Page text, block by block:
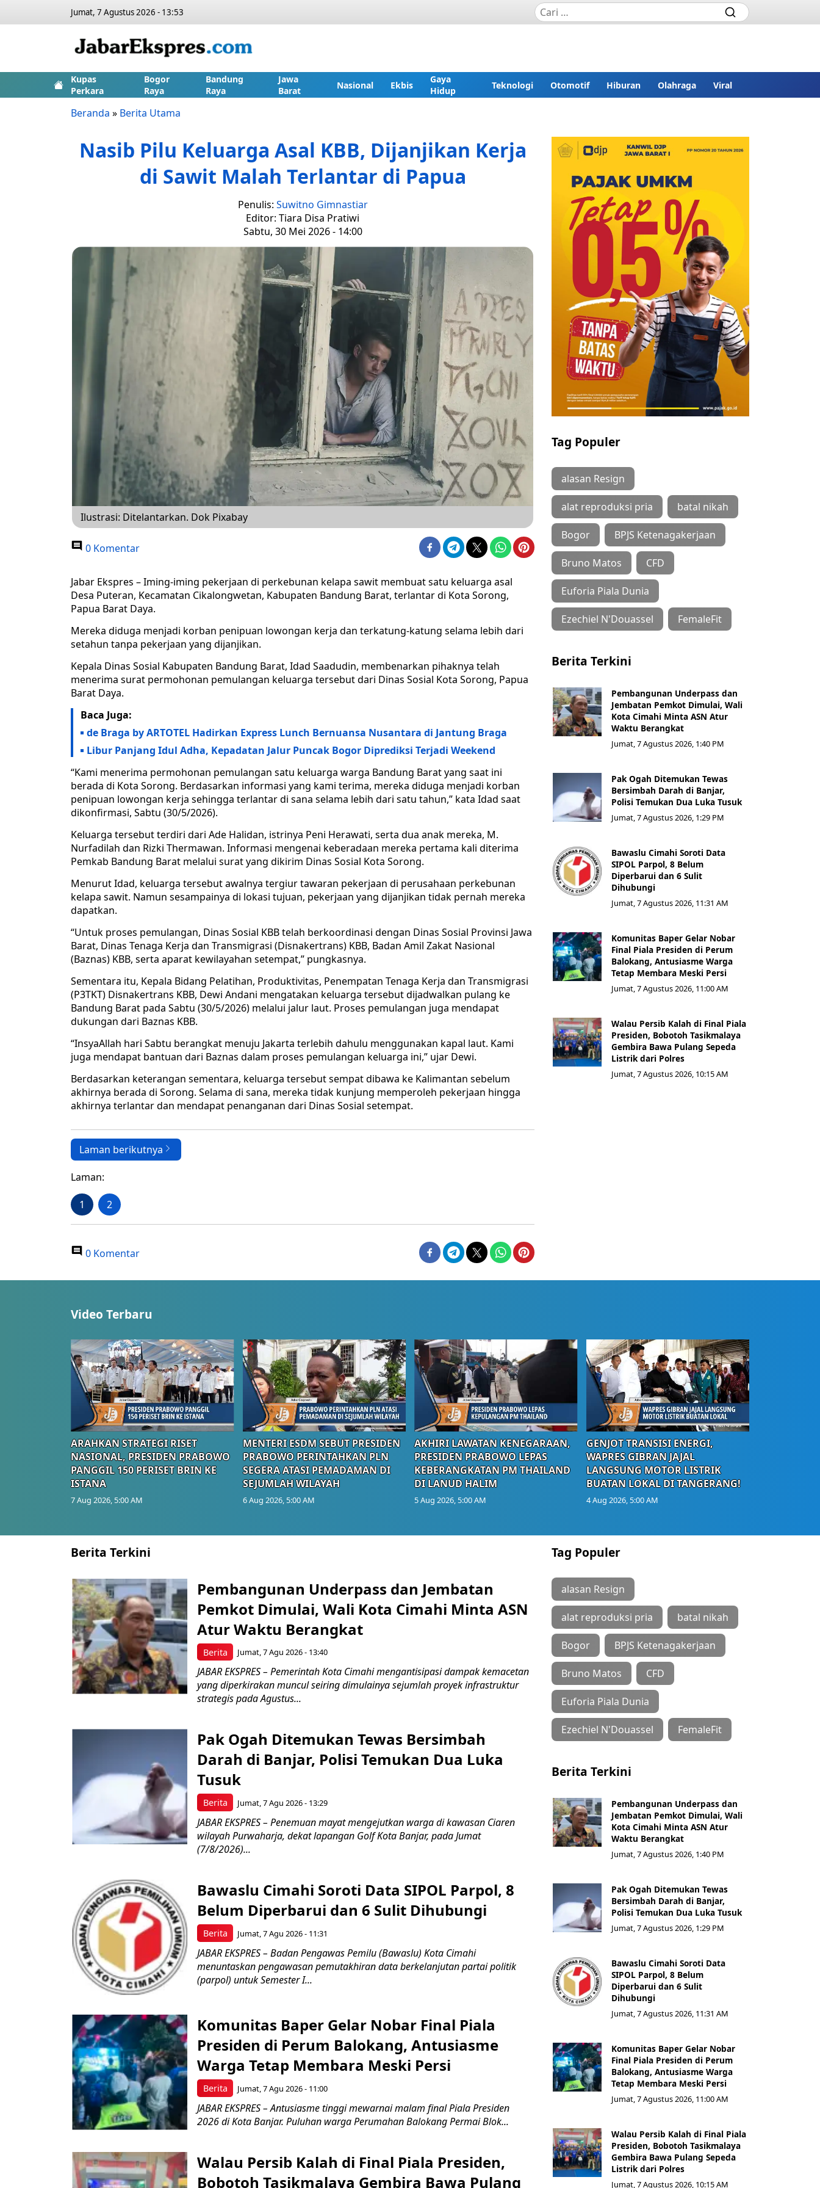
Jumat, 7 Agustus 2026 - 13:53
Kupas
Perkara
Bogor
Raya
Bandung
Raya
Jawa
Barat
Nasional Ekbis
Gaya
Hidup
Teknologi Otomotif Hiburan Olahraga Viral
Beranda » Berita Utama
Nasib Pilu Keluarga Asal KBB, Dijanjikan Kerja
di Sawit Malah Terlantar di Papua
Penulis: Suwitno Gimnastiar
Editor: Tiara Disa Pratiwi
Sabtu, 30 Mei 2026 - 14:00
Ilustrasi: Ditelantarkan. Dok Pixabay
0 Komentar
Jabar Ekspres – Iming-iming pekerjaan di perkebunan kelapa sawit membuat satu keluarga asal
Desa Puteran, Kecamatan Cikalongwetan, Kabupaten Bandung Barat, terlantar di Kota Sorong,
Papua Barat Daya.
Mereka diduga menjadi korban penipuan lowongan kerja dan terkatung-katung selama lebih dari
setahun tanpa pekerjaan yang dijanjikan.
Kepala Dinas Sosial Kabupaten Bandung Barat, Idad Saadudin, membenarkan pihaknya telah
menerima surat permohonan pemulangan keluarga tersebut dari Dinas Sosial Kota Sorong, Papua
Barat Daya.
Baca Juga:
de Braga by ARTOTEL Hadirkan Express Lunch Bernuansa Nusantara di Jantung Braga
Libur Panjang Idul Adha, Kepadatan Jalur Puncak Bogor Diprediksi Terjadi Weekend
“Kami menerima permohonan pemulangan satu keluarga warga Bandung Barat yang saat ini
berada di Kota Sorong. Berdasarkan informasi yang kami terima, mereka diduga menjadi korban
penipuan lowongan kerja sehingga terlantar di sana selama lebih dari satu tahun,” kata Idad saat
dikonfirmasi, Sabtu (30/5/2026).
Keluarga tersebut terdiri dari Ade Halidan, istrinya Peni Herawati, serta dua anak mereka, M.
Nurfadilah dan Rizki Thermawan. Informasi mengenai keberadaan mereka pertama kali diterima
Pemkab Bandung Barat melalui surat yang dikirim Dinas Sosial Kota Sorong.
Menurut Idad, keluarga tersebut awalnya tergiur tawaran pekerjaan di perusahaan perkebunan
kelapa sawit. Namun sesampainya di lokasi tujuan, pekerjaan yang dijanjikan tidak pernah mereka
dapatkan.
“Untuk proses pemulangan, Dinas Sosial KBB telah berkoordinasi dengan Dinas Sosial Provinsi Jawa
Barat, Dinas Tenaga Kerja dan Transmigrasi (Disnakertrans) KBB, Badan Amil Zakat Nasional
(Baznas) KBB, serta aparat kewilayahan setempat,” pungkasnya.
Sementara itu, Kepala Bidang Pelatihan, Produktivitas, Penempatan Tenaga Kerja dan Transmigrasi
(P3TKT) Disnakertrans KBB, Dewi Andani mengatakan keluarga tersebut dijadwalkan pulang ke
Bandung Barat pada Sabtu (30/5/2026) melalui jalur laut. Proses pemulangan juga mendapat
dukungan dari Baznas KBB.
“InsyaAllah hari Sabtu berangkat menuju Jakarta terlebih dahulu menggunakan kapal laut. Kami
juga mendapat bantuan dari Baznas dalam proses pemulangan keluarga ini,” ujar Dewi.
Berdasarkan keterangan sementara, keluarga tersebut sempat dibawa ke Kalimantan sebelum
akhirnya berada di Sorong. Selama di sana, mereka tidak kunjung memperoleh pekerjaan hingga
akhirnya terlantar dan mendapat penanganan dari Dinas Sosial setempat.
Laman berikutnya
Laman:
1 2
0 Komentar
Tag Populer
alasan Resign
alat reproduksi pria batal nikah
Bogor BPJS Ketenagakerjaan
Bruno Matos CFD
Euforia Piala Dunia
Ezechiel N'Douassel FemaleFit
Berita Terkini
Pembangunan Underpass dan
Jembatan Pemkot Dimulai, Wali
Kota Cimahi Minta ASN Atur
Waktu Berangkat
Jumat, 7 Agustus 2026, 1:40 PM
Pak Ogah Ditemukan Tewas
Bersimbah Darah di Banjar,
Polisi Temukan Dua Luka Tusuk
Jumat, 7 Agustus 2026, 1:29 PM
Bawaslu Cimahi Soroti Data
SIPOL Parpol, 8 Belum
Diperbarui dan 6 Sulit
Dihubungi
Jumat, 7 Agustus 2026, 11:31 AM
Komunitas Baper Gelar Nobar
Final Piala Presiden di Perum
Balokang, Antusiasme Warga
Tetap Membara Meski Persi
Jumat, 7 Agustus 2026, 11:00 AM
Walau Persib Kalah di Final Piala
Presiden, Bobotoh Tasikmalaya
Gembira Bawa Pulang Sepeda
Listrik dari Polres
Jumat, 7 Agustus 2026, 10:15 AM
Video Terbaru
ARAHKAN STRATEGI RISET
NASIONAL, PRESIDEN PRABOWO
PANGGIL 150 PERISET BRIN KE
ISTANA
7 Aug 2026, 5:00 AM
MENTERI ESDM SEBUT PRESIDEN
PRABOWO PERINTAHKAN PLN
SEGERA ATASI PEMADAMAN DI
SEJUMLAH WILAYAH
6 Aug 2026, 5:00 AM
AKHIRI LAWATAN KENEGARAAN,
PRESIDEN PRABOWO LEPAS
KEBERANGKATAN PM THAILAND
DI LANUD HALIM
5 Aug 2026, 5:00 AM
GENJOT TRANSISI ENERGI,
WAPRES GIBRAN JAJAL
LANGSUNG MOTOR LISTRIK
BUATAN LOKAL DI TANGERANG!
4 Aug 2026, 5:00 AM
Berita Terkini
Berita
Pembangunan Underpass dan Jembatan
Pemkot Dimulai, Wali Kota Cimahi Minta ASN
Atur Waktu Berangkat
Jumat, 7 Agu 2026 - 13:40
JABAR EKSPRES – Pemerintah Kota Cimahi mengantisipasi dampak kemacetan
yang diperkirakan muncul seiring dimulainya sejumlah proyek infrastruktur
strategis pada Agustus...
Berita
Pak Ogah Ditemukan Tewas Bersimbah
Darah di Banjar, Polisi Temukan Dua Luka
Tusuk
Jumat, 7 Agu 2026 - 13:29
JABAR EKSPRES – Penemuan mayat mengejutkan warga di kawasan Ciaren
wilayah Purwaharja, dekat lapangan Golf Kota Banjar, pada Jumat
(7/8/2026)...
Berita
Bawaslu Cimahi Soroti Data SIPOL Parpol, 8
Belum Diperbarui dan 6 Sulit Dihubungi
Jumat, 7 Agu 2026 - 11:31
JABAR EKSPRES – Badan Pengawas Pemilu (Bawaslu) Kota Cimahi
menuntaskan pengawasan pemutakhiran data berkelanjutan partai politik
(parpol) untuk Semester I...
Berita
Komunitas Baper Gelar Nobar Final Piala
Presiden di Perum Balokang, Antusiasme
Warga Tetap Membara Meski Persi
Jumat, 7 Agu 2026 - 11:00
JABAR EKSPRES – Antusiasme tinggi mewarnai malam final Piala Presiden
2026 di Kota Banjar. Puluhan warga Perumahan Balokang Permai Blok...
Walau Persib Kalah di Final Piala Presiden,
Bobotoh Tasikmalaya Gembira Bawa Pulang
Tag Populer
alasan Resign
alat reproduksi pria batal nikah
Bogor BPJS Ketenagakerjaan
Bruno Matos CFD
Euforia Piala Dunia
Ezechiel N'Douassel FemaleFit
Berita Terkini
Pembangunan Underpass dan
Jembatan Pemkot Dimulai, Wali
Kota Cimahi Minta ASN Atur
Waktu Berangkat
Jumat, 7 Agustus 2026, 1:40 PM
Pak Ogah Ditemukan Tewas
Bersimbah Darah di Banjar,
Polisi Temukan Dua Luka Tusuk
Jumat, 7 Agustus 2026, 1:29 PM
Bawaslu Cimahi Soroti Data
SIPOL Parpol, 8 Belum
Diperbarui dan 6 Sulit
Dihubungi
Jumat, 7 Agustus 2026, 11:31 AM
Komunitas Baper Gelar Nobar
Final Piala Presiden di Perum
Balokang, Antusiasme Warga
Tetap Membara Meski Persi
Jumat, 7 Agustus 2026, 11:00 AM
Walau Persib Kalah di Final Piala
Presiden, Bobotoh Tasikmalaya
Gembira Bawa Pulang Sepeda
Listrik dari Polres
Jumat, 7 Agustus 2026, 10:15 AM